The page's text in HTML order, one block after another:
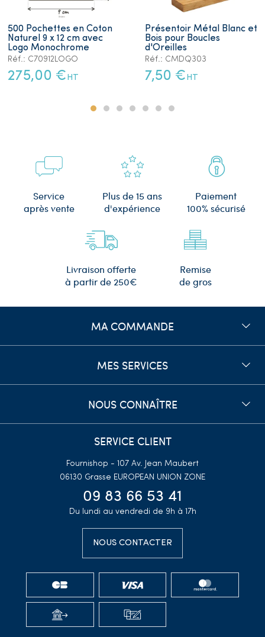
500 Pochettes en Coton
Naturel 9 x 12 cm avec
Logo Monochrome
Réf.: C70912LOGO
275,00 € HT
Présentoir Métal Blanc et
Bois pour Boucles
d'Oreilles
Réf.: CMDQ303
7,50 € HT
Service
après vente
Plus de 15 ans
d'expérience
Paiement
100% sécurisé
Livraison offerte
à partir de 250€
Remise
de gros
MA COMMANDE
MES SERVICES
NOUS CONNAÎTRE
SERVICE CLIENT
Fournishop - 107 Av. Jean Maubert
06130 Grasse EUROPEAN UNION ZONE
09 83 66 53 41
Du lundi au vendredi de 9h à 17h
NOUS CONTACTER